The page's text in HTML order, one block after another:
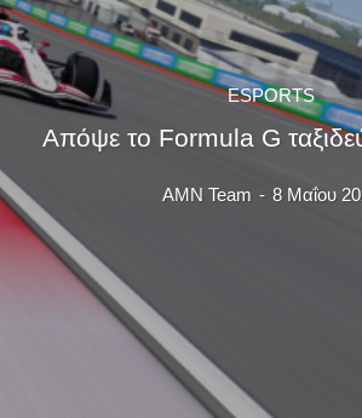
ESPORTS
Απόψε το Formula G
AMN Team - 8 Μαΐου